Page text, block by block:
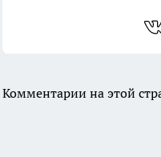
Комментарии на этой